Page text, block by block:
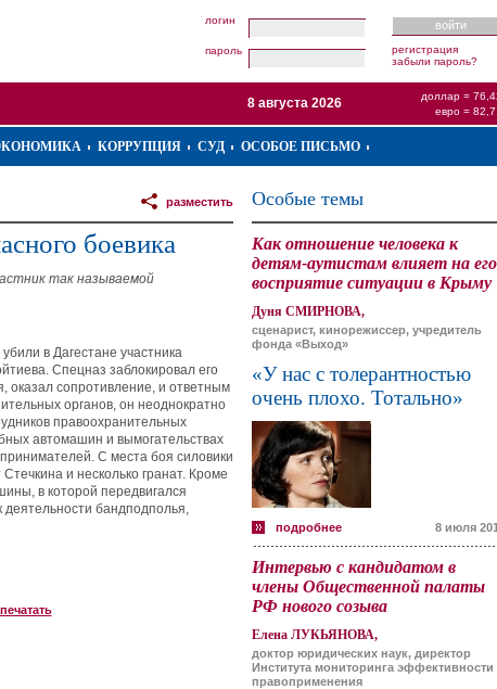
логин
пароль
регистрация
забыли пароль?
доллар =
евро =
8 августа 2026
КОРРУПЦИЯ СУД ОСОБОЕ ПИСЬМО
разместить
боевика
так называемой
в Дагестане участника
Спецназ заблокировал его
оказал сопротивление, и ответным
органов, он неоднократно
правоохранительных
автомашин и вымогательствах
С места боя силовики
и несколько гранат. Кроме
в которой передвигался
деятельности бандподполья,
Особые темы
Как отношение человека к
детям-аутистам влияет на его
восприятие ситуации в Крыму
Дуня СМИРНОВА,
сценарист, кинорежиссер, учредитель
фонда «Выход»
«У нас с толерантностью
очень плохо. Тотально»
подробнее 8 июля
Интервью с кандидатом в
члены Общественной палаты
РФ нового созыва
Елена ЛУКЬЯНОВА,
доктор юридических наук, директор
Института мониторинга эффективности
правоприменения